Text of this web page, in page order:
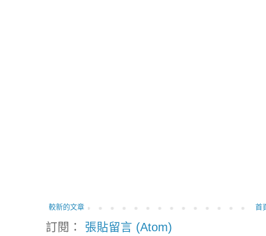
較新的文章 首
訂閱： 張貼留言 (Atom)